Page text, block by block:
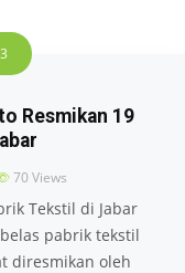
Resmikan 19
70 Views
Tekstil di Jabar
belas pabrik tekstil
diresmikan oleh